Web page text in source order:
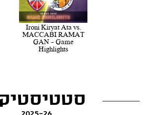
Ironi Kiryat Ata vs.
MACCABI RAMAT
GAN - Game
Highlights